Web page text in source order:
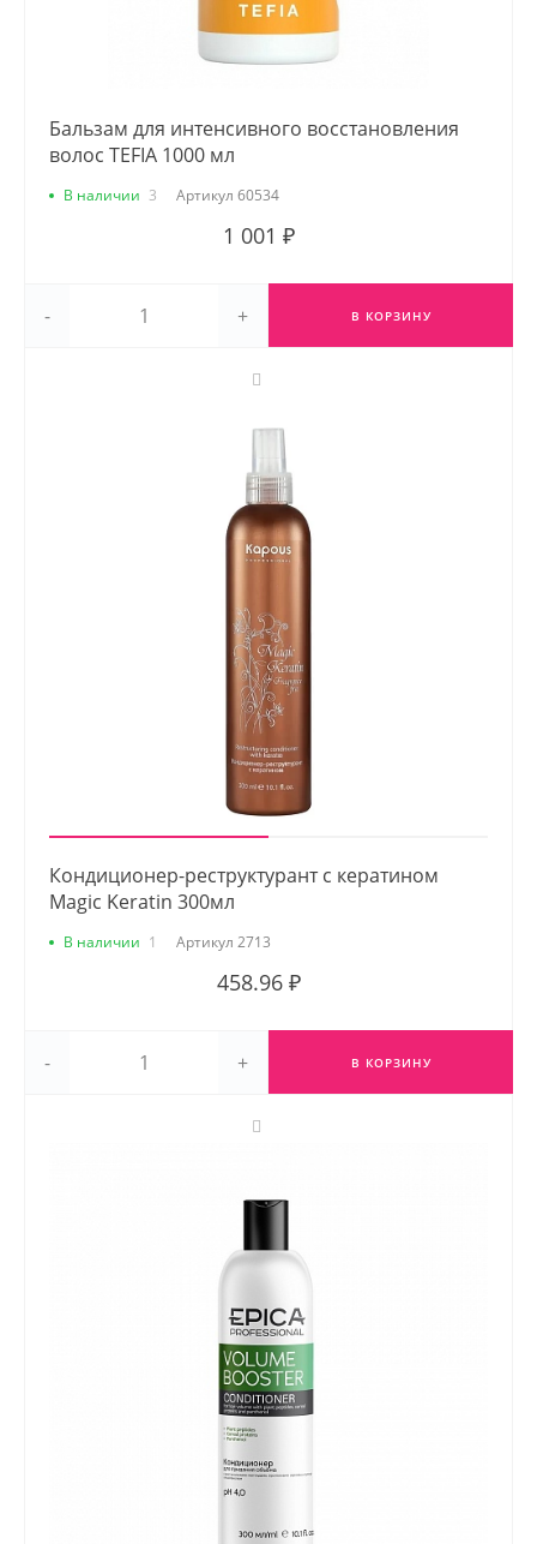
Бальзам для интенсивного восстановления
волос TEFIA 1000 мл
В наличии 3 Артикул 60534
1 001 ₽
- + В КОРЗИНУ
Кондиционер-реструктурант с кератином
Magic Keratin 300мл
В наличии 1 Артикул 2713
458.96 ₽
- + В КОРЗИНУ